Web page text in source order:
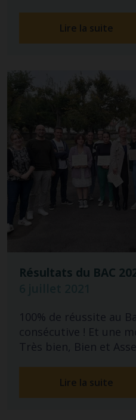
Lire la suite
Résultats du BAC
100% de réussite au
consécutive ! Et une
Très bien, Bien et
Lire la suite